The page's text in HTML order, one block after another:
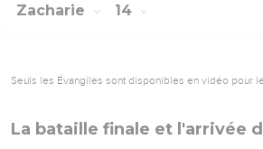
Zacharie 14
Seuls les Évangiles sont disponibles en vidéo pour
La bataille finale et l'arrivée